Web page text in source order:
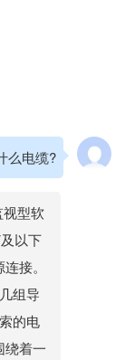
么电缆?
型软
以下
接。
组导
的电
绕着一